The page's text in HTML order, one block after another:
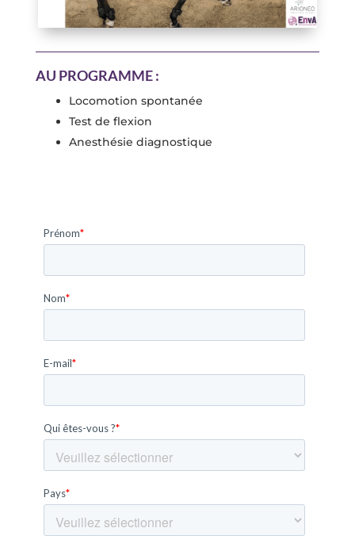
AU PROGRAMME :
Locomotion spontanée
Test de flexion
Anesthésie diagnostique